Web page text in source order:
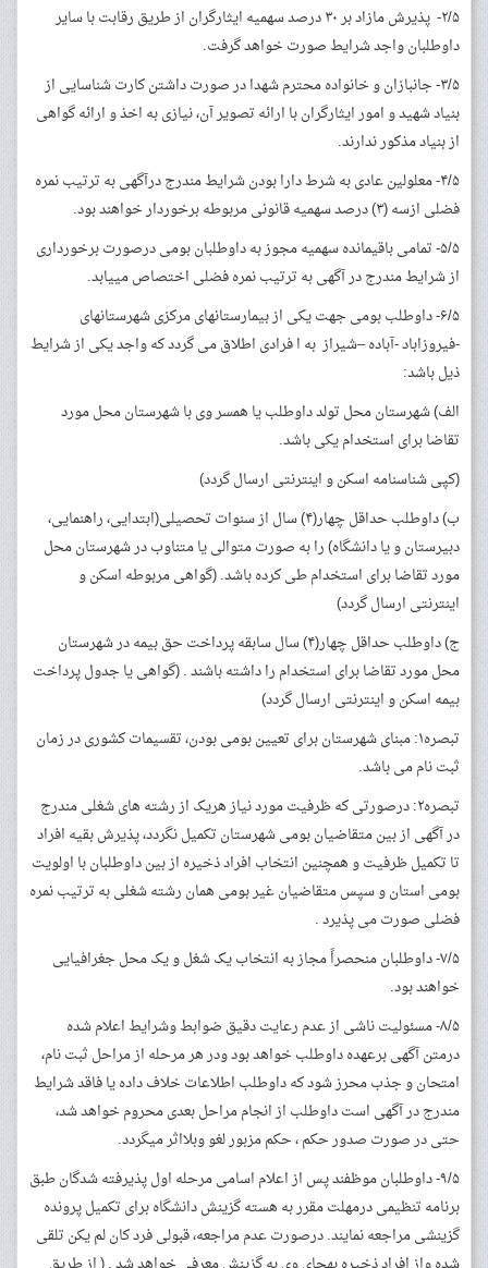
۲/۵- پذیرش مازاد بر ۳۰ درصد سهمیه ایثارگران از طریق رقابت با سایر
داوطلبان واجد شرایط صورت خواهد گرفت.
۳/۵- جانبازان و خانواده محترم شهدا در صورت داشتن کارت شناسایی از
بنیاد شهید و امور ایثارگران با ارائه تصویر آن، نیازی به اخذ و ارائه گواهی
از بنیاد مذکور ندارند.
۴/۵- معلولین عادی به شرط دارا بودن شرایط مندرج درآگهی به ترتیب نمره
فضلی ازسه (۳) درصد سهمیه قانونی مربوطه برخوردار خواهند بود.
۵/۵- تمامی باقیمانده سهمیه مجوز به داوطلبان بومی درصورت برخورداری
از شرایط مندرج در آگهی به ترتیب نمره فضلی اختصاص می­یابد.
۶/۵- داوطلب بومی جهت یکی از بیمارستانهای مرکزی شهرستانهای
-فیروزاباد -آباده –شیراز به ا فرادی اطلاق می گردد که واجد یکی از شرایط
ذیل باشد:
الف) شهرستان محل تولد داوطلب یا همسر وی با شهرستان محل مورد
تقاضا برای استخدام یکی باشد.
(کپی شناسنامه اسکن و اینترنتی ارسال گردد)
ب) داوطلب حداقل چهار(۴) سال از سنوات تحصیلی(ابتدایی، راهنمایی،
دبیرستان و یا دانشگاه) را به صورت متوالی یا متناوب در شهرستان محل
مورد تقاضا برای استخدام طی کرده باشد. (گواهی مربوطه اسکن و
اینترنتی ارسال گردد)
ج) داوطلب حداقل چهار(۴) سال سابقه پرداخت حق بیمه در شهرستان
محل مورد تقاضا برای استخدام را داشته باشند . (گواهی یا جدول پرداخت
بیمه اسکن و اینترنتی ارسال گردد)
تبصره۱: مبنای شهرستان برای تعیین بومی بودن، تقسیمات کشوری در زمان
ثبت نام می باشد.
تبصره۲: درصورتی که ظرفیت مورد نیاز هریک از رشته های شغلی مندرج
در آگهی از بین متقاضیان بومی شهرستان تکمیل نگردد، پذیرش بقیه افراد
تا تکمیل ظرفیت و همچنین انتخاب افراد ذخیره از بین داوطلبان با اولویت
بومی استان و سپس متقاضیان غیر بومی همان رشته شغلی به ترتیب نمره
فضلی صورت می پذیرد .
۷/۵- داوطلبان منحصراً مجاز به انتخاب یک شغل و یک محل جغرافیایی
خواهند بود.
۸/۵- مسئولیت ناشی از عدم رعایت دقیق ضوابط وشرایط اعلام شده
درمتن آگهی برعهده داوطلب خواهد بود ودر هر مرحله از مراحل ثبت نام،
امتحان و جذب محرز شود که داوطلب اطلاعات خلاف داده یا فاقد شرایط
مندرج در آگهی است داوطلب از انجام مراحل بعدی محروم خواهد شد،
حتی در صورت صدور حکم ، حکم مزبور لغو وبلااثر می­گردد.
۹/۵- داوطلبان موظفند پس از اعلام اسامی مرحله اول پذیرفته شدگان طبق
برنامه تنظیمی درمهلت مقرر به هسته گزینش دانشگاه برای تکمیل پرونده
گزینشی مراجعه نمایند. درصورت عدم مراجعه، قبولی فرد کان لم یکن تلقی